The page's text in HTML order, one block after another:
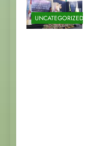
UNCATEGORIZED